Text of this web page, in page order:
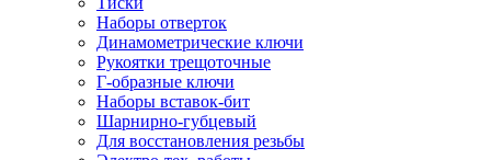
Наборы отверток
Динамометрические ключи
Рукоятки трещоточные
Г-образные ключи
Наборы вставок-бит
Шарнирно-губцевый
Для восстановления резьбы